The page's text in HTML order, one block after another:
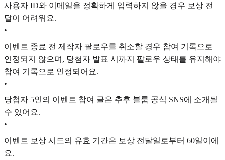
사용자 ID와 이메일을 정확하게 입력하지 않을 경우 보상 전
달이 어려워요.
•
이벤트 종료 전 제작자 팔로우를 취소할 경우 참여 기록으로
인정되지 않으며, 당첨자 발표 시까지 팔로우 상태를 유지해야
참여 기록으로 인정되어요.
•
당첨자 5인의 이벤트 참여 글은 추후 블룸 공식 SNS에 소개될
수 있어요.
•
이벤트 보상 시드의 유효 기간은 보상 전달일로부터 60일이에
요.